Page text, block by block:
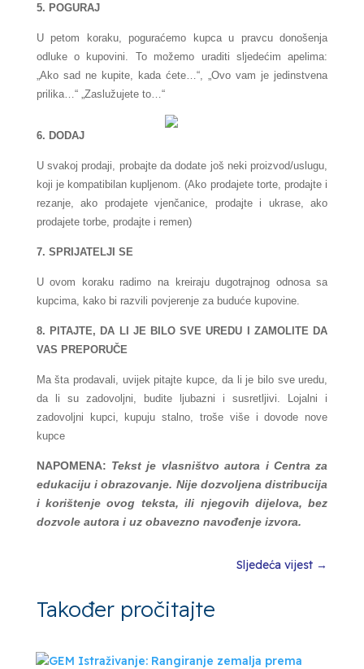
5. POGURAJ
U petom koraku, poguraćemo kupca u pravcu donošenja
odluke o kupovini. To možemo uraditi sljedećim apelima:
„Ako sad ne kupite, kada ćete…“, „Ovo vam je jedinstvena
prilika…“ „Zaslužujete to…“
6. DODAJ
U svakoj prodaji, probajte da dodate još neki proizvod/uslugu,
koji je kompatibilan kupljenom. (Ako prodajete torte, prodajte i
rezanje, ako prodajete vjenčanice, prodajte i ukrase, ako
prodajete torbe, prodajte i remen)
7. SPRIJATELJI SE
U ovom koraku radimo na kreiraju dugotrajnog odnosa sa
kupcima, kako bi razvili povjerenje za buduće kupovine.
8. PITAJTE, DA LI JE BILO SVE UREDU I ZAMOLITE DA
VAS PREPORUČE
Ma šta prodavali, uvijek pitajte kupce, da li je bilo sve uredu,
da li su zadovoljni, budite ljubazni i susretljivi. Lojalni i
zadovoljni kupci, kupuju stalno, troše više i dovode nove
kupce
NAPOMENA: Tekst je vlasništvo autora i Centra za
edukaciju i obrazovanje. Nije dozvoljena distribucija
i korištenje ovog teksta, ili njegovih dijelova, bez
dozvole autora i uz obavezno navođenje izvora.
Sljedeća vijest →
Također pročitajte